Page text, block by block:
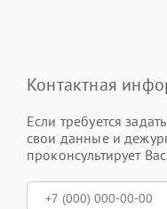
Контактная
Если требуется
свои данные и
проконсультирует